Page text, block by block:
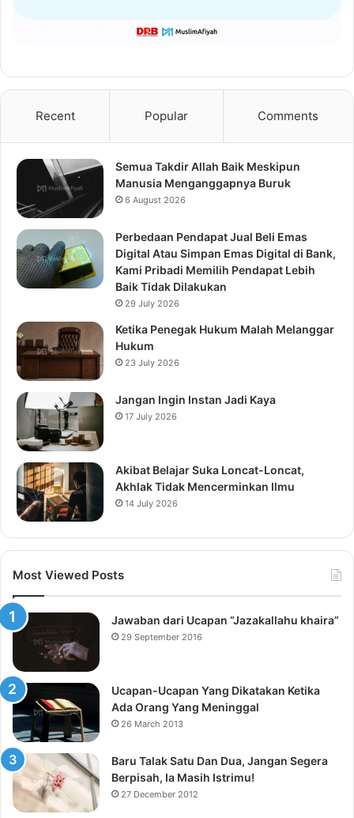
Recent Popular Comments
Semua Takdir Allah Baik Meskipun
Manusia Menganggapnya Buruk
6 August 2026
Perbedaan Pendapat Jual Beli Emas
Digital Atau Simpan Emas Digital di Bank,
Kami Pribadi Memilih Pendapat Lebih
Baik Tidak Dilakukan
29 July 2026
Ketika Penegak Hukum Malah Melanggar
Hukum
23 July 2026
Jangan Ingin Instan Jadi Kaya
17 July 2026
Akibat Belajar Suka Loncat-Loncat,
Akhlak Tidak Mencerminkan Ilmu
14 July 2026
Most Viewed Posts
Jawaban dari Ucapan “Jazakallahu khaira”
29 September 2016
Ucapan-Ucapan Yang Dikatakan Ketika
Ada Orang Yang Meninggal
26 March 2013
Baru Talak Satu Dan Dua, Jangan Segera
Berpisah, Ia Masih Istrimu!
27 December 2012